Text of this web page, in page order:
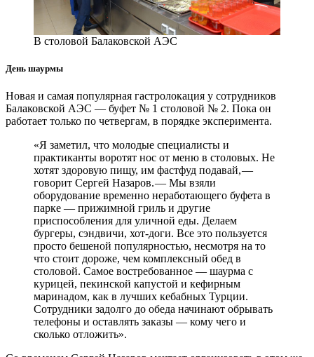
В столовой Балаковской АЭС
День шаурмы
Новая и самая популярная гастролокация у сотрудников
Балаковской АЭС — ​буфет № 1 столовой № 2. Пока он
работает только по четвергам, в порядке эксперимента.
«Я заметил, что молодые специалисты и
практиканты воротят нос от меню в столовых. Не
хотят здоровую пищу, им фастфуд подавай, — ​
говорит Сергей Назаров. — ​Мы взяли
оборудование временно неработающего буфета в
парке — ​прижимной гриль и другие
приспособления для уличной еды. Делаем
бургеры, сэндвичи, хот-доги. Все это пользуется
просто бешеной популярностью, несмотря на то
что стоит дороже, чем комплексный обед в
столовой. Самое востребованное — ​шаурма с
курицей, пекинской капустой и кефирным
маринадом, как в лучших кебабных Турции.
Сотрудники задолго до обеда начинают обрывать
телефоны и оставлять заказы — ​кому чего и
сколько отложить».